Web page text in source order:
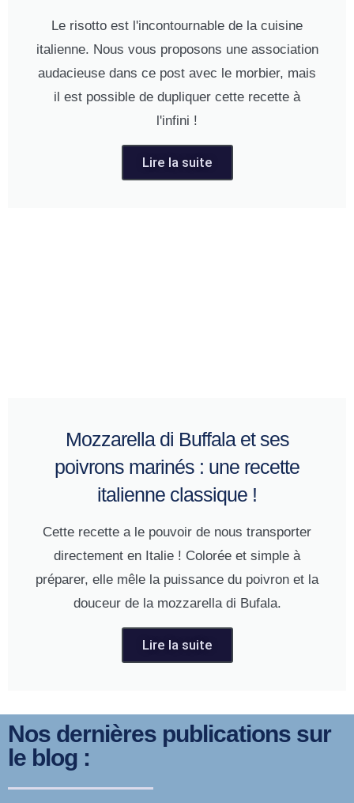
Le risotto est l'incontournable de la cuisine
italienne. Nous vous proposons une association
audacieuse dans ce post avec le morbier, mais
il est possible de dupliquer cette recette à
l'infini !
Lire la suite
Mozzarella di Buffala et ses
poivrons marinés : une recette
italienne classique !
Cette recette a le pouvoir de nous transporter
directement en Italie ! Colorée et simple à
préparer, elle mêle la puissance du poivron et la
douceur de la mozzarella di Bufala.
Lire la suite
Nos dernières publications sur
le blog :